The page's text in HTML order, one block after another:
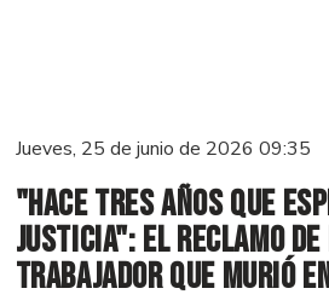
Jueves, 25 de junio de 2026 09:35
"Hace tres años que
justicia": el reclamo
trabajador que murió